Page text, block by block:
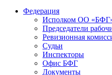
Федерация
Исполком ОО
Председатели
Ревизионная
Судьи
Инспекторы
Офис БФГ
Документы